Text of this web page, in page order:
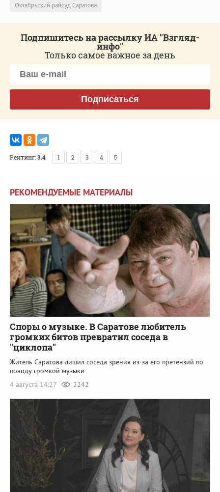
Октябрьский райсуд Саратова
Подпишитесь на рассылку ИА "Взгляд-
инфо"
Только самое важное за день
Подписаться
Рейтинг:3.4 1 2 3 4 5
РЕКОМЕНДУЕМЫЕ МАТЕРИАЛЫ
Споры о музыке. В Саратове любитель
громких битов превратил соседа в
"циклопа"
Житель Саратова лишил соседа зрения из-за его претензий по
поводу громкой музыки
4 августа 14:27
2242